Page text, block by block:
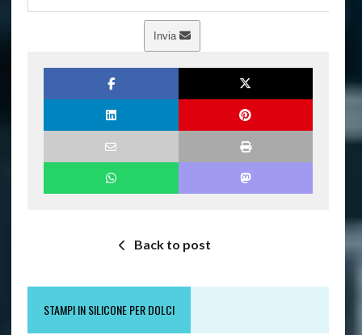
Invia
Back to post
STAMPI IN SILICONE PER DOLCI